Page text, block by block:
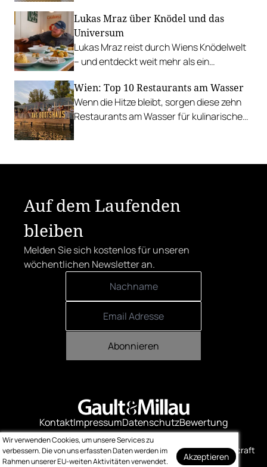
Lukas Mraz über Knödel und das
Universum
Lukas Mraz reist durch Wiens Knödelwelt
– und entdeckt weit mehr als ein
Wien: Top 10 Restaurants am Wasser
Wenn die Hitze bleibt, sorgen diese zehn
Restaurants am Wasser für kulinarische
Auf dem Laufenden
bleiben
Melden Sie sich kostenlos für unseren
wöchentlichen Newsletter an.
Abonnieren
KontaktImpressumDatenschutzBewertung
Logo-Downloads
© Gault & Millau Made with ❤️ by bitcraft
Wir verwenden Cookies, um unsere Services zu
verbessern. Die von uns erfassten Daten werden im
Rahmen unserer EU-weiten Aktivitäten verwendet.
Akzeptieren